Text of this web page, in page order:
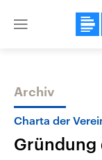
Close
Themen
Archiv
Charta der
Gründung